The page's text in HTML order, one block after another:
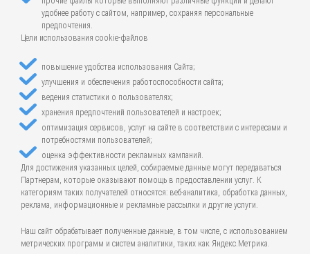
удобнее работу с сайтом, например, сохраняя персональные
предпочтения.
Цели использования cookie-файлов
повышение удобства использования Сайта;
улучшения и обеспечения работоспособности сайта;
ведения статистики о пользователях;
хранения предпочтений пользователей и настроек;
оптимизация сервисов, услуг на сайте в соответствии с интересами и
потребностями пользователей;
оценка эффективности рекламных кампаний.
Для достижения указанных целей, собираемые данные могут передаваться
Партнерам, которые оказывают помощь в предоставлении услуг. К
категориям таких получателей относятся: веб-аналитика, обработка данных,
реклама, информационные и рекламные рассылки и другие услуги.
Наш сайт обрабатывает полученные данные, в том числе, с использованием
метрических программ и систем аналитики, таких как Яндекс.Метрика.